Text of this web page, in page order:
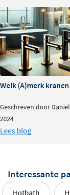
Welk (A)merk
Geschreven door
2024
Lees blog
Interessante
Hotbath